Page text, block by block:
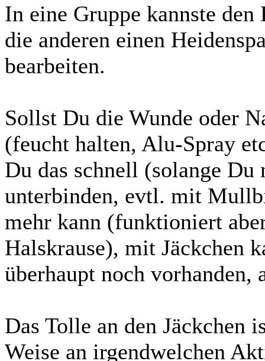
In eine Gruppe kannste
die anderen einen
bearbeiten.
Sollst Du die Wunde oder
(feucht halten, Alu-Spray
Du das schnell (solange Du
unterbinden, evtl. mit
mehr kann (funktioniert
Halskrause), mit Jäckchen
überhaupt noch vorhanden,
Das Tolle an den Jäckchen
Weise an irgendwelchen